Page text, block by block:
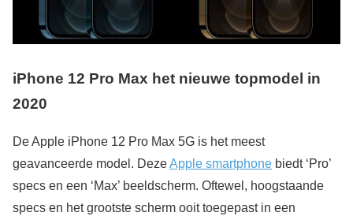
iPhone 12 Pro Max het nieuwe topmodel in
2020
De Apple iPhone 12 Pro Max 5G is het meest
geavanceerde model. DezeApple smartphone biedt ‘Pro’
specs en een ‘Max’ beeldscherm. Oftewel, hoogstaande
specs en het grootste scherm ooit toegepast in een